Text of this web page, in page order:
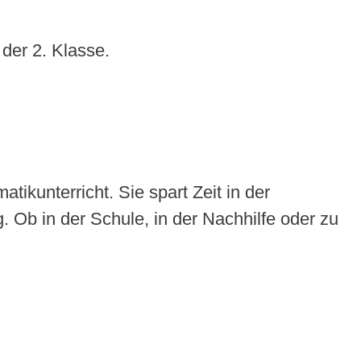
2. Klasse.
Sie spart Zeit in der
Ob in der Schule, in der Nachhilfe oder zu